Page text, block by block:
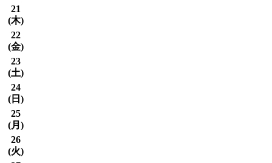
21
(木)
22
(金)
23
(土)
24
( 日 )
25
(月 )
26
(火)